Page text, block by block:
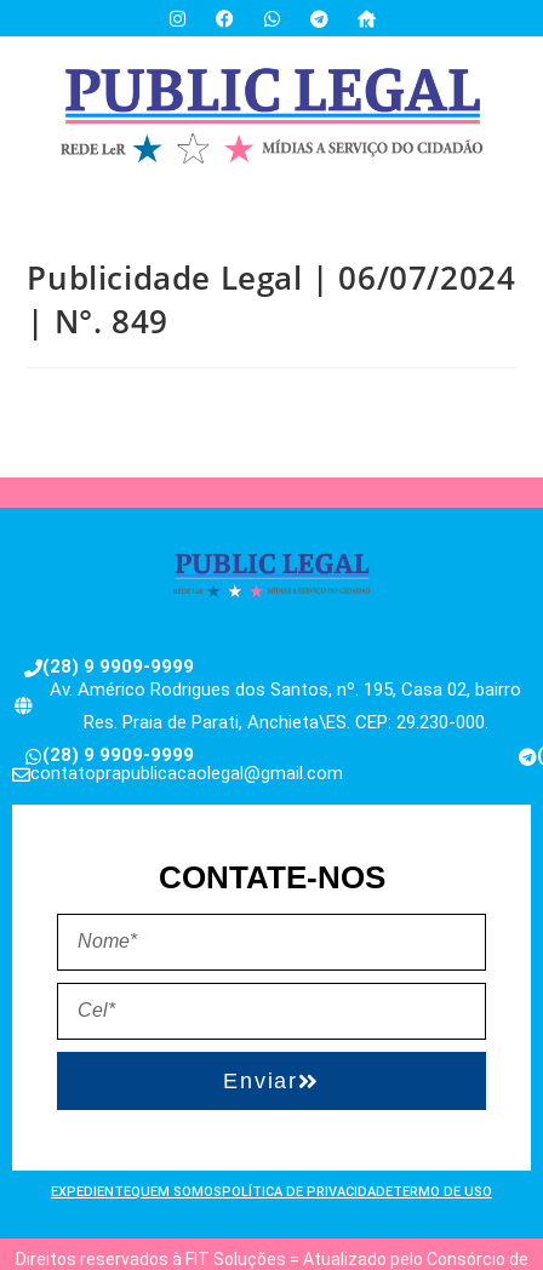
Publicidade Legal | 06/07/2024
| N°. 849
(28) 9 9909-9999
Av. Américo Rodrigues dos Santos, nº. 195, Casa 02, bairro
Res. Praia de Parati, Anchieta\ES. CEP: 29.230-000.
(28) 9 9909-9999
contatoprapublicacaolegal@gmail.com
CONTATE-NOS
Enviar
EXPEDIENTEQUEM SOMOSPOLÍTICA DE PRIVACIDADETERMO DE USO
Direitos reservados à FIT Soluções = Atualizado pelo Consórcio de